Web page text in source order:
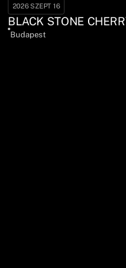
2026 SZEPT 16
BLACK STONE
Budapest